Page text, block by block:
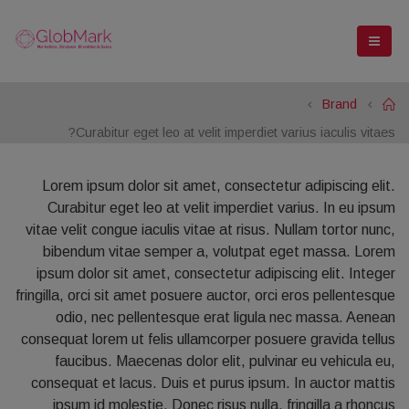
Home
Brand
Curabitur eget leo at velit imperdiet varius iaculis vitaes?
Lorem ipsum dolor sit amet, consectetur adipiscing elit.
Curabitur eget leo at velit imperdiet varius. In eu ipsum
vitae velit congue iaculis vitae at risus. Nullam tortor nunc,
bibendum vitae semper a, volutpat eget massa. Lorem
ipsum dolor sit amet, consectetur adipiscing elit. Integer
fringilla, orci sit amet posuere auctor, orci eros pellentesque
odio, nec pellentesque erat ligula nec massa. Aenean
consequat lorem ut felis ullamcorper posuere gravida tellus
faucibus. Maecenas dolor elit, pulvinar eu vehicula eu,
consequat et lacus. Duis et purus ipsum. In auctor mattis
ipsum id molestie. Donec risus nulla, fringilla a rhoncus